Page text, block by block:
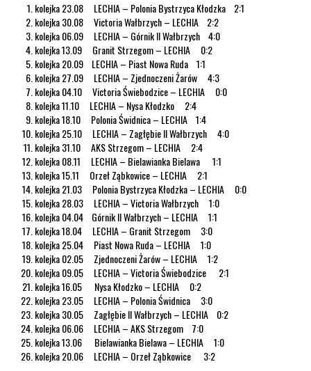
kolejka 23.08 LECHIA – Polonia Bystrzyca Kłodzka 2:1
kolejka 30.08 Victoria Wałbrzych – LECHIA 2:2
kolejka 06.09 LECHIA – Górnik II Wałbrzych 4:0
kolejka 13.09 Granit Strzegom – LECHIA 0:2
kolejka 20.09 LECHIA – Piast Nowa Ruda 1:1
kolejka 27.09 LECHIA – Zjednoczeni Żarów 4:3
kolejka 04.10 Victoria Świebodzice – LECHIA 0:0
kolejka 11.10 LECHIA – Nysa Kłodzko 2:4
kolejka 18.10 Polonia Świdnica – LECHIA 1:4
kolejka 25.10 LECHIA – Zagłębie II Wałbrzych 4:0
kolejka 31.10 AKS Strzegom – LECHIA 2:4
kolejka 08.11 LECHIA – Bielawianka Bielawa 1:1
kolejka 15.11 Orzeł Ząbkowice – LECHIA 2:1
kolejka 21.03 Polonia Bystrzyca Kłodzka – LECHIA 0:0
kolejka 28.03 LECHIA – Victoria Wałbrzych 1:0
kolejka 04.04 Górnik II Wałbrzych – LECHIA 1:1
kolejka 18.04 LECHIA – Granit Strzegom 3:0
kolejka 25.04 Piast Nowa Ruda – LECHIA 1:0
kolejka 02.05 Zjednoczeni Żarów – LECHIA 1:2
kolejka 09.05 LECHIA – Victoria Świebodzice 2:1
kolejka 16.05 Nysa Kłodzko – LECHIA 0:2
kolejka 23.05 LECHIA – Polonia Świdnica 3:0
kolejka 30.05 Zagłębie II Wałbrzych – LECHIA 0:2
kolejka 06.06 LECHIA – AKS Strzegom 7:0
kolejka 13.06 Bielawianka Bielawa – LECHIA 1:0
kolejka 20.06 LECHIA – Orzeł Ząbkowice 3:2